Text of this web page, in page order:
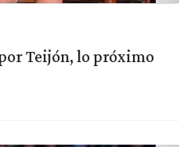
Teijón, lo próximo